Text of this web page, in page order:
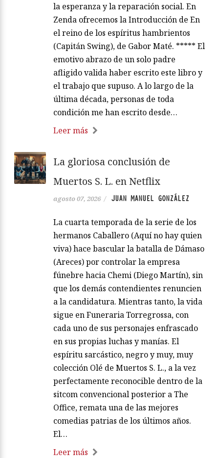
la esperanza y la reparación social. En
Zenda ofrecemos la Introducción de En
el reino de los espíritus hambrientos
(Capitán Swing), de Gabor Maté. ***** El
emotivo abrazo de un solo padre
afligido valida haber escrito este libro y
el trabajo que supuso. A lo largo de la
última década, personas de toda
condición me han escrito desde…
Leer más
La gloriosa conclusión de
Muertos S. L. en Netflix
agosto 07, 2026 / JUAN MANUEL GONZÁLEZ
La cuarta temporada de la serie de los
hermanos Caballero (Aquí no hay quien
viva) hace bascular la batalla de Dámaso
(Areces) por controlar la empresa
fúnebre hacia Chemi (Diego Martín), sin
que los demás contendientes renuncien
a la candidatura. Mientras tanto, la vida
sigue en Funeraria Torregrossa, con
cada uno de sus personajes enfrascado
en sus propias luchas y manías. El
espíritu sarcástico, negro y muy, muy
colección Olé de Muertos S. L., a la vez
perfectamente reconocible dentro de la
sitcom convencional posterior a The
Office, remata una de las mejores
comedias patrias de los últimos años.
El…
Leer más